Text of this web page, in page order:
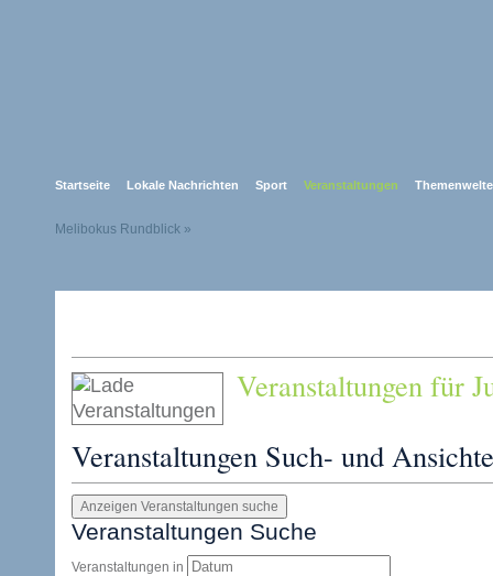
Startseite Lokale Nachrichten Sport Veranstaltungen
Melibokus Rundblick »
Veranstaltungen für
Veranstaltungen Such- und
Anzeigen Veranstaltungen suche
Veranstaltungen Suche
Veranstaltungen in